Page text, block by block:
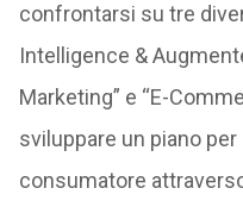
confrontarsi su tre
Intelligence &
Marketing” e “E-
sviluppare un piano per
consumatore